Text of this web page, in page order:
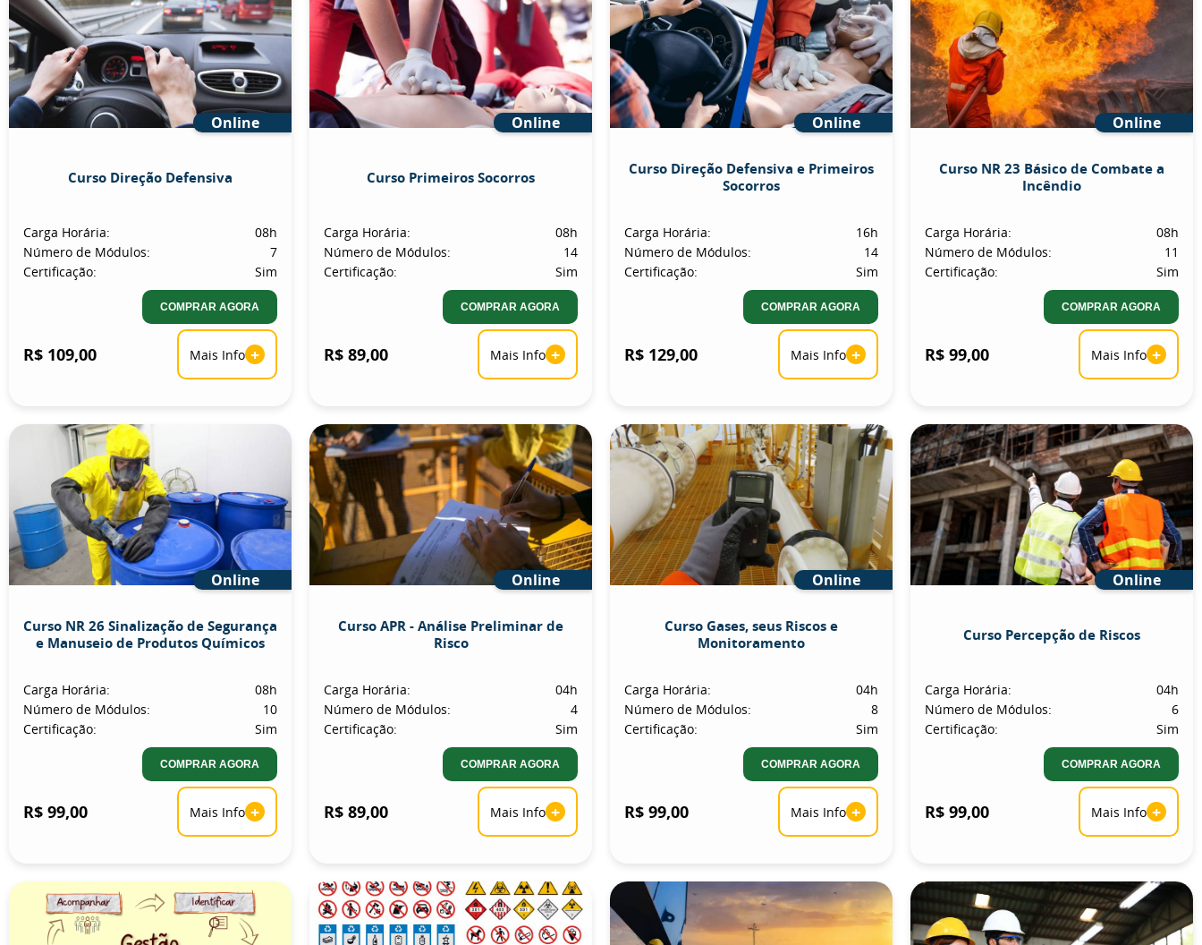
Online
Curso Direção Defensiva
Carga Horária:
08h
Número de Módulos:
7
Certificação:
Sim
COMPRAR AGORA
R$ 109,00 Mais Info +
Online
Curso Primeiros Socorros
Carga Horária:
08h
Número de Módulos:
14
Certificação:
Sim
COMPRAR AGORA
R$ 89,00 Mais Info +
Online
Curso Direção Defensiva e Primeiros
Socorros
Carga Horária:
16h
Número de Módulos:
14
Certificação:
Sim
COMPRAR AGORA
R$ 129,00 Mais Info +
Online
Curso NR 23 Básico de Combate a
Incêndio
Carga Horária:
08h
Número de Módulos:
11
Certificação:
Sim
COMPRAR AGORA
R$ 99,00 Mais Info +
Online
Curso NR 26 Sinalização de Segurança
e Manuseio de Produtos Químicos
Carga Horária:
08h
Número de Módulos:
10
Certificação:
Sim
COMPRAR AGORA
R$ 99,00 Mais Info +
Online
Curso APR - Análise Preliminar de
Risco
Carga Horária:
04h
Número de Módulos:
4
Certificação:
Sim
COMPRAR AGORA
R$ 89,00 Mais Info +
Online
Curso Gases, seus Riscos e
Monitoramento
Carga Horária:
04h
Número de Módulos:
8
Certificação:
Sim
COMPRAR AGORA
R$ 99,00 Mais Info +
Online
Curso Percepção de Riscos
Carga Horária:
04h
Número de Módulos:
6
Certificação:
Sim
COMPRAR AGORA
R$ 99,00 Mais Info +